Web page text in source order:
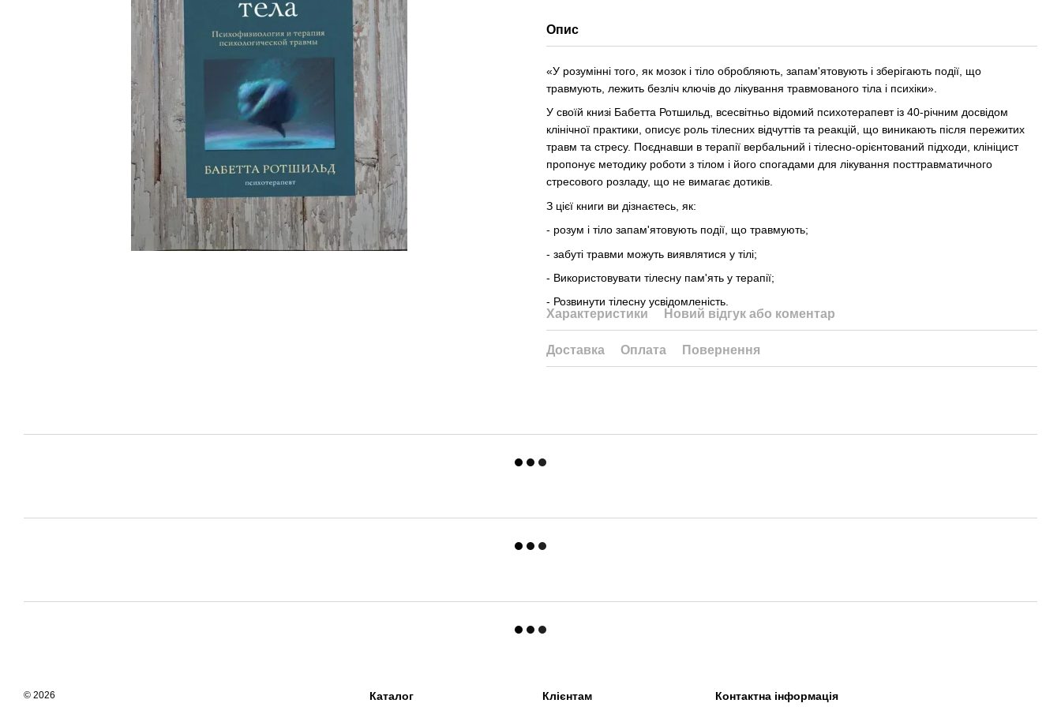
Опис
«У розумінні того, як мозок і тіло обробляють, запам'ятовують і зберігають події, що
травмують, лежить безліч ключів до лікування травмованого тіла і психіки».
У своїй книзі Бабетта Ротшильд, всесвітньо відомий психотерапевт із 40-річним досвідом
клінічної практики, описує роль тілесних відчуттів та реакцій, що виникають після пережитих
травм та стресу. Поєднавши в терапії вербальний і тілесно-орієнтований підходи, клініцист
пропонує методику роботи з тілом і його спогадами для лікування посттравматичного
стресового розладу, що не вимагає дотиків.
З цієї книги ви дізнаєтесь, як:
- розум і тіло запам'ятовують події, що травмують;
- забуті травми можуть виявлятися у тілі;
- Використовувати тілесну пам'ять у терапії;
- Розвинути тілесну усвідомленість.
Характеристики Новий відгук або коментар
Доставка Оплата Повернення
© 2026 Каталог Клієнтам Контактна інформація